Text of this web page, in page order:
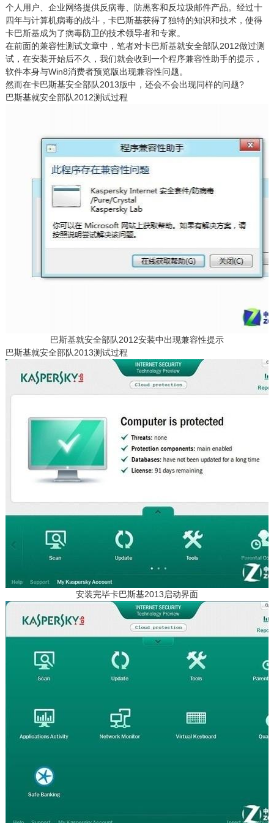
个人用户、企业网络提供反病毒、防黒客和反垃圾邮件产品。经过十
四年与计算机病毒的战斗，卡巴斯基获得了独特的知识和技术，使得
卡巴斯基成为了病毒防卫的技术领导者和专家。
在前面的兼容性测试文章中，笔者对卡巴斯基就安全部队2012做过测
试，在安装开始后不久，我们就会收到一个程序兼容性助手的提示，
软件本身与Win8消费者预览版出现兼容性问题。
然而在卡巴斯基安全部队2013版中，还会不会出现同样的问题?
巴斯基就安全部队2012测试过程
巴斯基就安全部队2012安装中出现兼容性提示
巴斯基就安全部队2013测试过程
安装完毕卡巴斯基2013启动界面